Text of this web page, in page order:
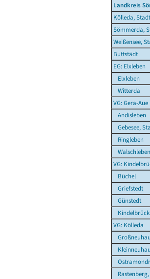
Landkreis
Kölleda, Stadt
Sömmerda,
Weißensee,
Buttstädt
EG: Elxleben
Elxleben
Witterda
VG: Gera-Aue
Andisleben
Gebesee,
Ringleben
Walschleben
VG:
Büchel
Griefstedt
Günstedt
Kindelbrück
VG: Kölleda